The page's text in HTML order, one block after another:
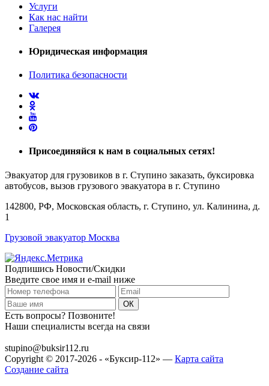
Услуги
Как нас найти
Галерея
Юридическая информация
Политика безопасности
Присоединяйся к нам в социальных сетях!
Эвакуатор для грузовиков в г. Ступино заказать, буксировка
автобусов, вызов грузового эвакуатора в г. Ступино
142800, РФ, Московская область, г. Ступино, ул. Калинина, д.
1
Грузовой эвакуатор Москва
Подпишись Новости/Скидки
Введите свое имя и e-mail ниже
Есть вопросы? Позвоните!
Наши специалисты всегда на связи
stupino@buksir112.ru
Copyright © 2017-2026 - «Буксир-112» — Карта сайта
Создание сайта